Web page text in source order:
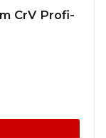
CrV Profi-